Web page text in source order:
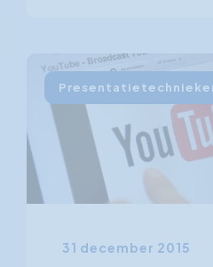
31 december 2015